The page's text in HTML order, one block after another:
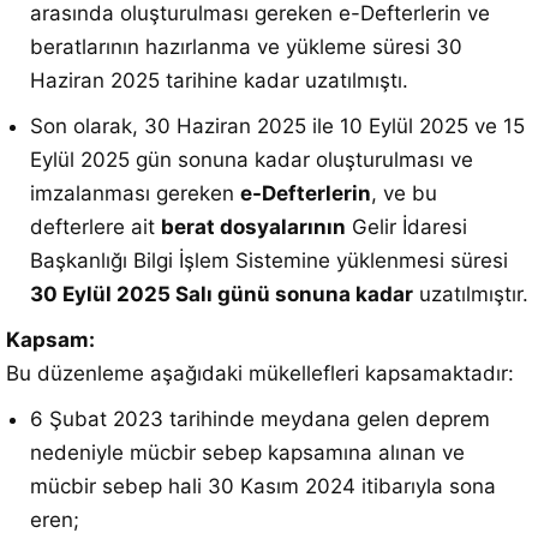
arasında oluşturulması gereken e-Defterlerin ve
beratlarının hazırlanma ve yükleme süresi 30
Haziran 2025 tarihine kadar uzatılmıştı.
Son olarak, 30 Haziran 2025 ile 10 Eylül 2025 ve 15
Eylül 2025 gün sonuna kadar oluşturulması ve
imzalanması gereken e-Defterlerin, ve bu
defterlere ait berat dosyalarının Gelir İdaresi
Başkanlığı Bilgi İşlem Sistemine yüklenmesi süresi
30 Eylül 2025 Salı günü sonuna kadar uzatılmıştır.
Kapsam:
Bu düzenleme aşağıdaki mükellefleri kapsamaktadır:
6 Şubat 2023 tarihinde meydana gelen deprem
nedeniyle mücbir sebep kapsamına alınan ve
mücbir sebep hali 30 Kasım 2024 itibarıyla sona
eren;